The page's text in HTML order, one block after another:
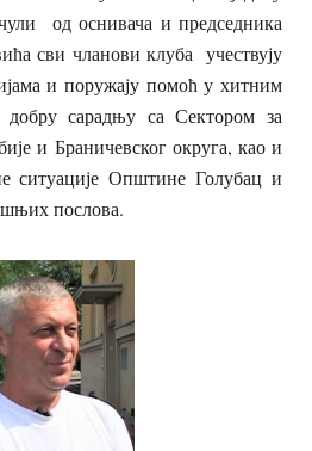
од оснивача и председника
сви чланови клуба учествују
и поружају помоћ у хитним
добру сарадњу са Сектором за
и Браничевског округа, као и
ситуације Општине Голубац и
послова.